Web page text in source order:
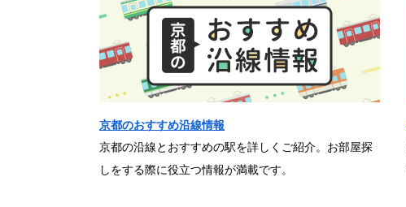
京都のおすすめ沿線情報
京都の沿線とおすすめの駅を詳しくご紹介。お部屋探
しをする際に役立つ情報が満載です。